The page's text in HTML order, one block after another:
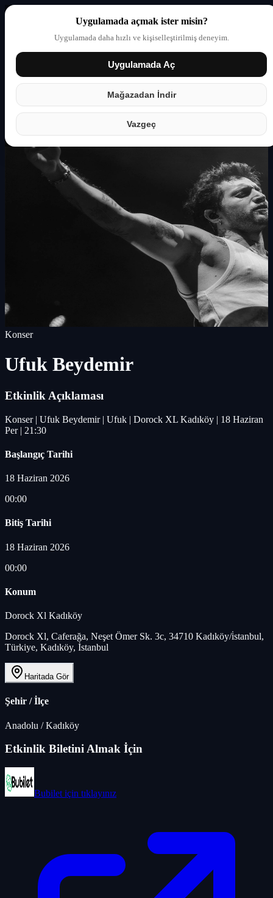
Uygulamada açmak ister misin?
Uygulamada daha hızlı ve kişiselleştirilmiş deneyim.
Uygulamada Aç
Mağazadan İndir
Vazgeç
Giriş yap Partner
Konser
Ufuk Beydemir
Etkinlik Açıklaması
Konser | Ufuk Beydemir | Ufuk | Dorock XL Kadıköy | 18 Haziran
Per | 21:30
Başlangıç Tarihi
18 Haziran 2026
00:00
Bitiş Tarihi
18 Haziran 2026
00:00
Konum
Dorock Xl Kadıköy
Dorock Xl, Caferağa, Neşet Ömer Sk. 3c, 34710 Kadıköy/i̇stanbul,
Türkiye, Kadıköy, İstanbul
Haritada Gör
Şehir / İlçe
Anadolu /Kadıköy
Etkinlik Biletini Almak İçin
Bubilet için tıklayınız